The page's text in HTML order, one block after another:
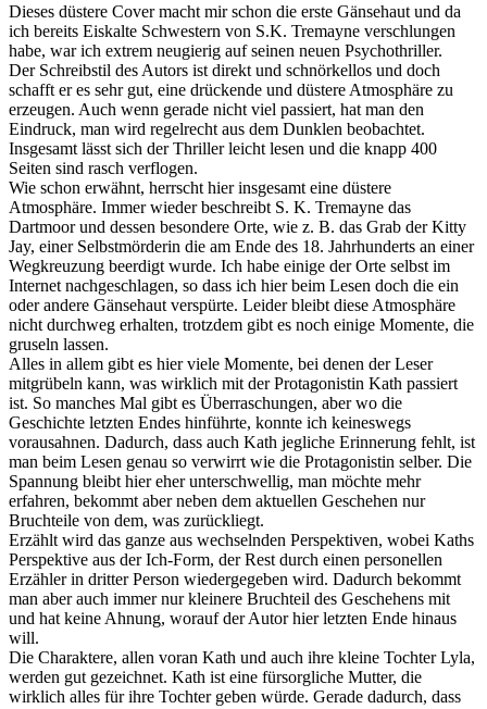
Dieses düstere Cover macht mir schon die erste Gänsehaut und da
ich bereits Eiskalte Schwestern von S.K. Tremayne verschlungen
habe, war ich extrem neugierig auf seinen neuen Psychothriller.
Der Schreibstil des Autors ist direkt und schnörkellos und doch
schafft er es sehr gut, eine drückende und düstere Atmosphäre zu
erzeugen. Auch wenn gerade nicht viel passiert, hat man den
Eindruck, man wird regelrecht aus dem Dunklen beobachtet.
Insgesamt lässt sich der Thriller leicht lesen und die knapp 400
Seiten sind rasch verflogen.
Wie schon erwähnt, herrscht hier insgesamt eine düstere
Atmosphäre. Immer wieder beschreibt S. K. Tremayne das
Dartmoor und dessen besondere Orte, wie z. B. das Grab der Kitty
Jay, einer Selbstmörderin die am Ende des 18. Jahrhunderts an einer
Wegkreuzung beerdigt wurde. Ich habe einige der Orte selbst im
Internet nachgeschlagen, so dass ich hier beim Lesen doch die ein
oder andere Gänsehaut verspürte. Leider bleibt diese Atmosphäre
nicht durchweg erhalten, trotzdem gibt es noch einige Momente, die
gruseln lassen.
Alles in allem gibt es hier viele Momente, bei denen der Leser
mitgrübeln kann, was wirklich mit der Protagonistin Kath passiert
ist. So manches Mal gibt es Überraschungen, aber wo die
Geschichte letzten Endes hinführte, konnte ich keineswegs
vorausahnen. Dadurch, dass auch Kath jegliche Erinnerung fehlt, ist
man beim Lesen genau so verwirrt wie die Protagonistin selber. Die
Spannung bleibt hier eher unterschwellig, man möchte mehr
erfahren, bekommt aber neben dem aktuellen Geschehen nur
Bruchteile von dem, was zurückliegt.
Erzählt wird das ganze aus wechselnden Perspektiven, wobei Kaths
Perspektive aus der Ich-Form, der Rest durch einen personellen
Erzähler in dritter Person wiedergegeben wird. Dadurch bekommt
man aber auch immer nur kleinere Bruchteil des Geschehens mit
und hat keine Ahnung, worauf der Autor hier letzten Ende hinaus
will.
Die Charaktere, allen voran Kath und auch ihre kleine Tochter Lyla,
werden gut gezeichnet. Kath ist eine fürsorgliche Mutter, die
wirklich alles für ihre Tochter geben würde. Gerade dadurch, dass